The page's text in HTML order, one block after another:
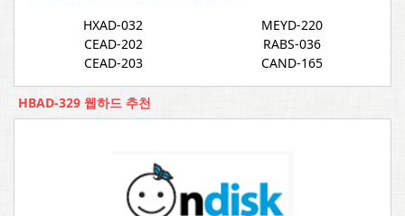
HXAD-032
MEYD-220
CEAD-202
RABS-036
CEAD-203
CAND-165
HBAD-329 웹하드 추천